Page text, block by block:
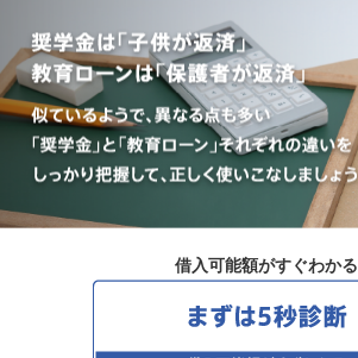
借入可能額がすぐわかる